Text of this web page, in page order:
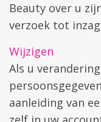
Beauty over u
verzoek tot
Wijzigen
Als u
aanleiding van